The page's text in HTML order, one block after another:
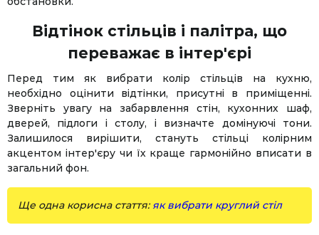
Відтінок стільців і палітра, що
переважає в інтер'єрі
Перед тим як вибрати колір стільців на кухню,
необхідно оцінити відтінки, присутні в приміщенні.
Зверніть увагу на забарвлення стін, кухонних шаф,
дверей, підлоги і столу, і визначте домінуючі тони.
Залишилося вирішити, стануть стільці колірним
акцентом інтер'єру чи їх краще гармонійно вписати в
загальний фон.
Ще одна корисна стаття: як вибрати круглий стіл